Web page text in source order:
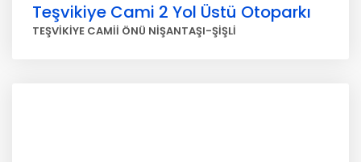
Teşvikiye Cami 2 Yol Üstü Otoparkı
TEŞVİKİYE CAMİİ ÖNÜ NİŞANTAŞI-ŞİŞLİ